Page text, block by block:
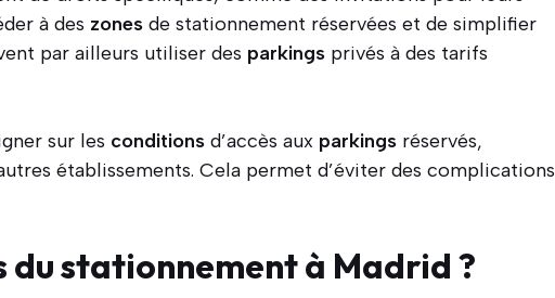
à des zones de stationnement réservées et de simplifier
par ailleurs utiliser des parkings privés à des tarifs
sur les conditions d’accès aux parkings réservés,
établissements. Cela permet d’éviter des complications
du stationnement à Madrid ?